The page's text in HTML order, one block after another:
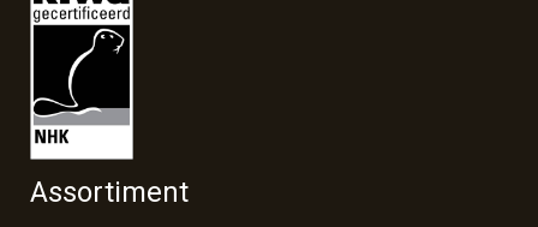
Assortiment